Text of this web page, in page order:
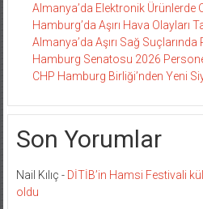
Almanya’da Elektronik Ürünlerde
Hamburg’da Aşırı Hava Olayları
Almanya’da Aşırı Sağ Suçlarında
Hamburg Senatosu 2026
CHP Hamburg Birliği’nden Yeni
Son Yorumlar
Nail Kılıç - DİTİB’in Hamsi Festivali
oldu